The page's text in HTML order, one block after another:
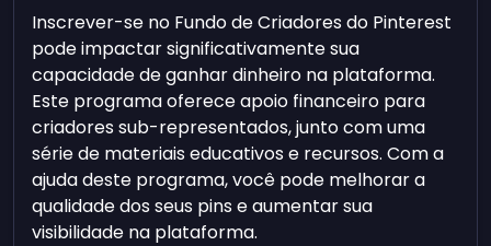
Inscrever-se no Fundo de Criadores do Pinterest
pode impactar significativamente sua
capacidade de ganhar dinheiro na plataforma.
Este programa oferece apoio financeiro para
criadores sub-representados, junto com uma
série de materiais educativos e recursos. Com a
ajuda deste programa, você pode melhorar a
qualidade dos seus pins e aumentar sua
visibilidade na plataforma.